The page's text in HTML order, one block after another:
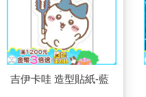
吉伊卡哇 造型貼紙-藍